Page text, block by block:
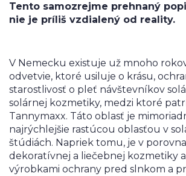
Tento samozrejme prehnaný
nie je príliš vzdialený od reality.
V Nemecku existuje už mnoho
odvetvie, ktoré usiluje o krásu,
starostlivosť o pleť návštevníkov
solárnej kozmetiky, medzi ktoré
Tannymaxx. Táto oblasť je
najrýchlejšie rastúcou oblasťou v
štúdiách. Napriek tomu, je v
dekoratívnej a liečebnej kozmetiky
výrobkami ochrany pred slnkom a